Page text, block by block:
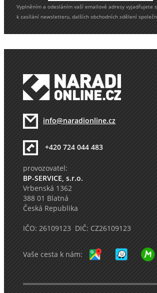
Vyplněním a odesláním vaší emailové adresy vyjadřujete
k zasílání newsletteru, dalších obchodních sdělení
info@naradionline.cz
+420 724 044 483
provozovatel:
BP-SERVICE, s.r.o.
Vrbenská 1362
388 01 Blatná
Česká Republika
IČO: 26109123 DIČ: CZ26109123
Vaše cesta k nám: